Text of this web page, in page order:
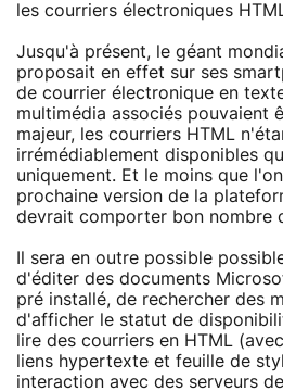
les courriers électroniques
Jusqu'à présent, le géant
proposait en effet sur ses
de courrier électronique en
multimédia associés pouvaient
majeur, les courriers HTML
irrémédiablement disponibles
uniquement. Et le moins que
prochaine version de la
devrait comporter bon nombre
Il sera en outre possible
d'éditer des documents
pré installé, de rechercher des
d'afficher le statut de
lire des courriers en HTML
liens hypertexte et feuille de
interaction avec des serveurs